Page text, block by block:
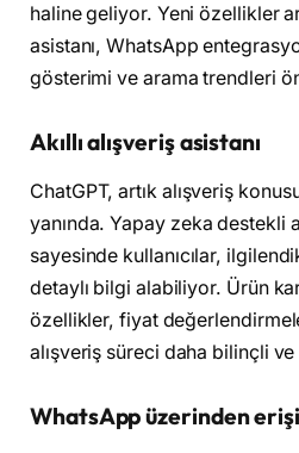
haline geliyor. Yeni özellikler
asistanı, WhatsApp
gösterimi ve arama trendleri
Akıllı alışveriş asistanı
ChatGPT, artık alışveriş
yanında. Yapay zeka destekli
sayesinde kullanıcılar,
detaylı bilgi alabiliyor. Ürün
özellikler, fiyat
alışveriş süreci daha bilinçli
WhatsApp üzerinden